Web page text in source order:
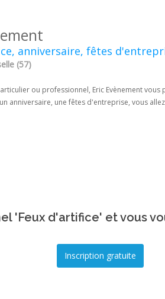
anniversaire, fêtes
(57)
ou professionnel, Eric Evènement
anniversaire, une fêtes d'entreprise, vous
'Feux d'artifice' et vous